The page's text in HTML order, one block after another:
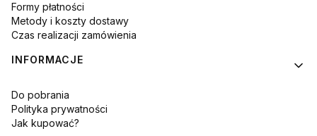
Formy płatności
Metody i koszty dostawy
Czas realizacji zamówienia
INFORMACJE
Do pobrania
Polityka prywatności
Jak kupować?